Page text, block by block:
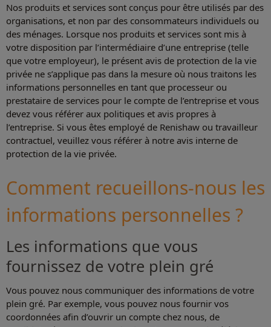
Nos produits et services sont conçus pour être utilisés par des
organisations, et non par des consommateurs individuels ou
des ménages. Lorsque nos produits et services sont mis à
votre disposition par l’intermédiaire d’une entreprise (telle
que votre employeur), le présent avis de protection de la vie
privée ne s’applique pas dans la mesure où nous traitons les
informations personnelles en tant que processeur ou
prestataire de services pour le compte de l’entreprise et vous
devez vous référer aux politiques et avis propres à
l’entreprise. Si vous êtes employé de Renishaw ou travailleur
contractuel, veuillez vous référer à notre avis interne de
protection de la vie privée.
Comment recueillons-nous les
informations personnelles ?
Les informations que vous
fournissez de votre plein gré
Vous pouvez nous communiquer des informations de votre
plein gré. Par exemple, vous pouvez nous fournir vos
coordonnées afin d’ouvrir un compte chez nous, de